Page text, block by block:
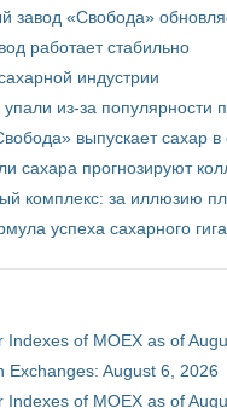
завод «Свобода»
работает стабильно
индустрии
из-за популярности
выпускает сахар в
сахара прогнозируют
комплекс: за иллюзию
успеха сахарного
Indexes of MOEX as of
Exchanges: August 6, 2026
Indexes of MOEX as of